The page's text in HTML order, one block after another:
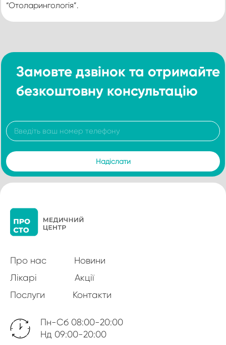
“Отоларингологія”.
Замовте дзвінок та отримайте
безкоштовну консультацію
Про нас
Новини
Лікарі
Акції
Послуги
Контакти
Пн-Сб 08:00-20:00
Нд 09:00-20:00